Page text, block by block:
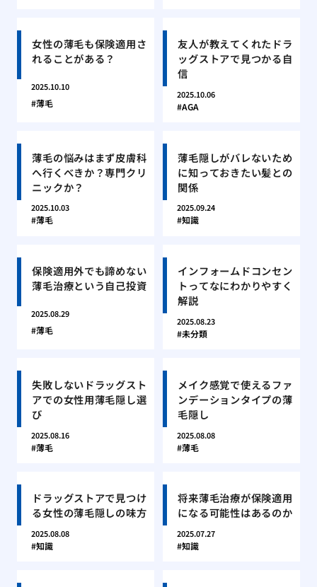
女性の薄毛も保険適用さ
れることがある？
2025.10.10
薄毛
友人が教えてくれたドラ
ッグストアで見つかる自
信
2025.10.06
AGA
薄毛の悩みはまず皮膚科
へ行くべきか？専門クリ
ニックか？
2025.10.03
薄毛
薄毛隠しがバレないため
に知っておきたい髪との
関係
2025.09.24
知識
保険適用外でも諦めない
薄毛治療という自己投資
2025.08.29
薄毛
インフォームドコンセン
トってなにわかりやすく
解説
2025.08.23
未分類
失敗しないドラッグスト
アでの女性用薄毛隠し選
び
2025.08.16
薄毛
メイク感覚で使えるファ
ンデーションタイプの薄
毛隠し
2025.08.08
薄毛
ドラッグストアで見つけ
る女性の薄毛隠しの味方
2025.08.08
知識
将来薄毛治療が保険適用
になる可能性はあるのか
2025.07.27
知識